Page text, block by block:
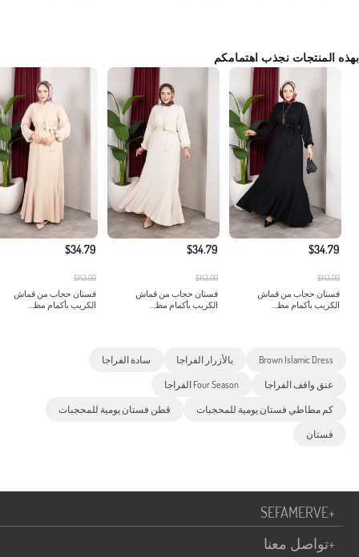
بهذه المنتجات نجذب اهتمامكم
$34.79
$143.00
فستان حجاب من قماش
الكريب بأكمام مط...
$34.79
$143.00
فستان حجاب من قماش
الكريب بأكمام مط...
$34.79
$143.00
فستان حجاب من قماش
الكريب بأكمام مط...
Brown Islamic Dress بالأزرار الفراجا سادة الفراجا
عنق واقف الفراجا Four Season الفراجا
كم مطاطي فستان يومية للمحجبات قطن فستان يومية للمحجبات
فستان
SEFAMERVE+
تواصل معنا+